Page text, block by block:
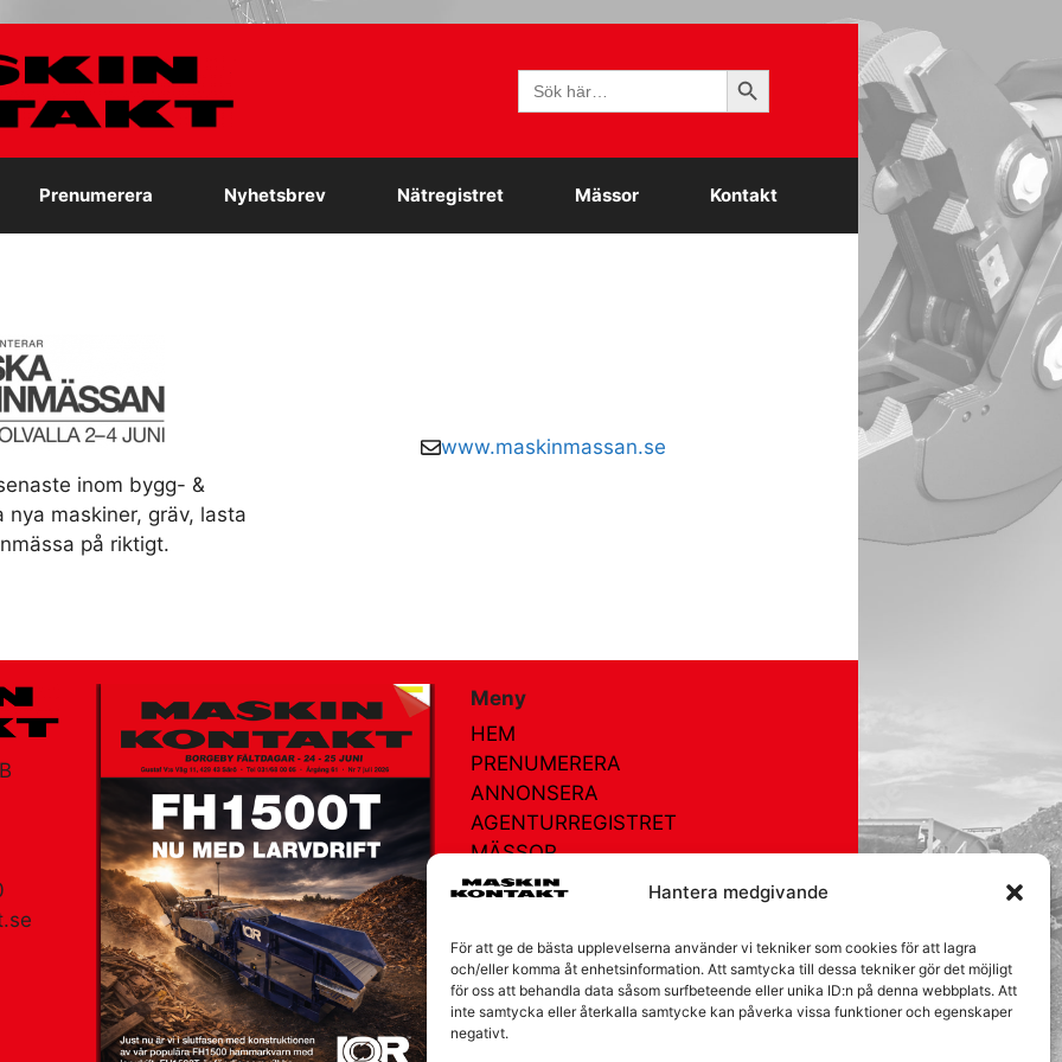
Hantera medgivande
För att ge de bästa upplevelserna använder vi tekniker som cookies för att lagra
och/eller komma åt enhetsinformation. Att samtycka till dessa tekniker gör det möjligt
för oss att behandla data såsom surfbeteende eller unika ID:n på denna webbplats. Att
inte samtycka eller återkalla samtycke kan påverka vissa funktioner och egenskaper
negativt.
Sök
efter:
Sökknapp
Prenumerera Nyhetsbrev Nätregistret Mässor Kontakt
inom bygg- &
maskiner, gräv, lasta
på riktigt.
www.maskinmassan.se
Meny
HEM
PRENUMERERA
ANNONSERA
AGENTURREGISTRET
MÄSSOR
NÄTREGISTRET
OM VÅRA KAKOR